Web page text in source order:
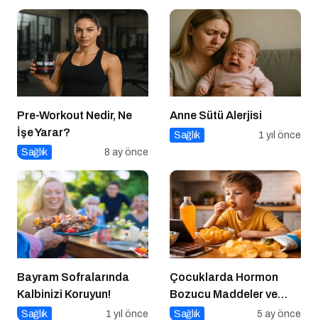
Pre-Workout Nedir, Ne
İşe Yarar?
Sağlık 8 ay önce
Anne Sütü Alerjisi
Sağlık 1 yıl önce
Bayram Sofralarında
Kalbinizi Koruyun!
Sağlık 1 yıl önce
Çocuklarda Hormon
Bozucu Maddeler ve
Paketli Gıdalar
Sağlık 5 ay önce